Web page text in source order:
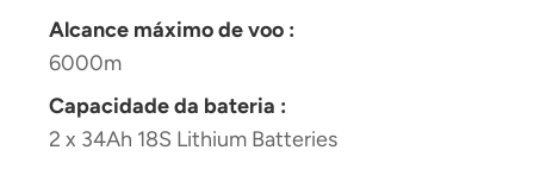
Alcance máximo de voo :
6000m
Capacidade da bateria :
2 x 34Ah 18S Lithium Batteries